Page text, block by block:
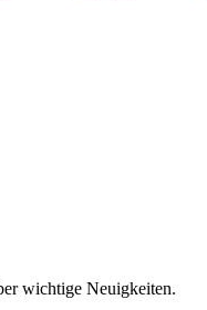
wichtige Neuigkeiten.